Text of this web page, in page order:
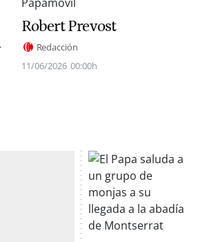
Robert Prevost
Redacción
11/06/2026 00:00h